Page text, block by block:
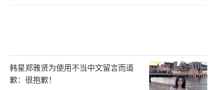
韩星郑雅贤为使用不当中文留言而道
歉：很抱歉！